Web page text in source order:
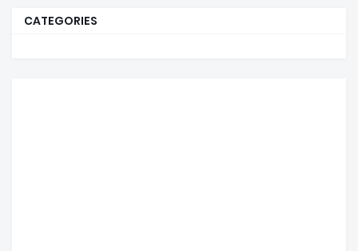
CATEGORIES